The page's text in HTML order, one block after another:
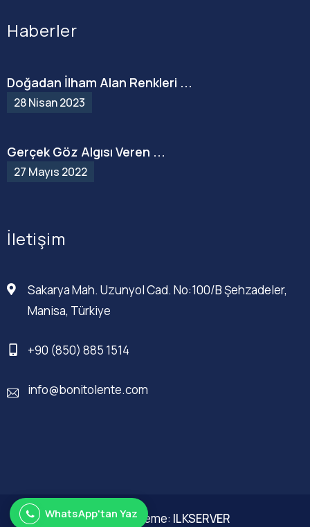
Haberler
Doğadan İlham Alan Renkleri ...
28 Nisan 2023
Gerçek Göz Algısı Veren ...
27 Mayıs 2022
İletişim
Sakarya Mah. Uzunyol Cad. No:100/B Şehzadeler,
Manisa, Türkiye
+90 (850) 885 1514
info@bonitolente.com
Web Düzenleme: ILKSERVER
WhatsApp'tan Yaz